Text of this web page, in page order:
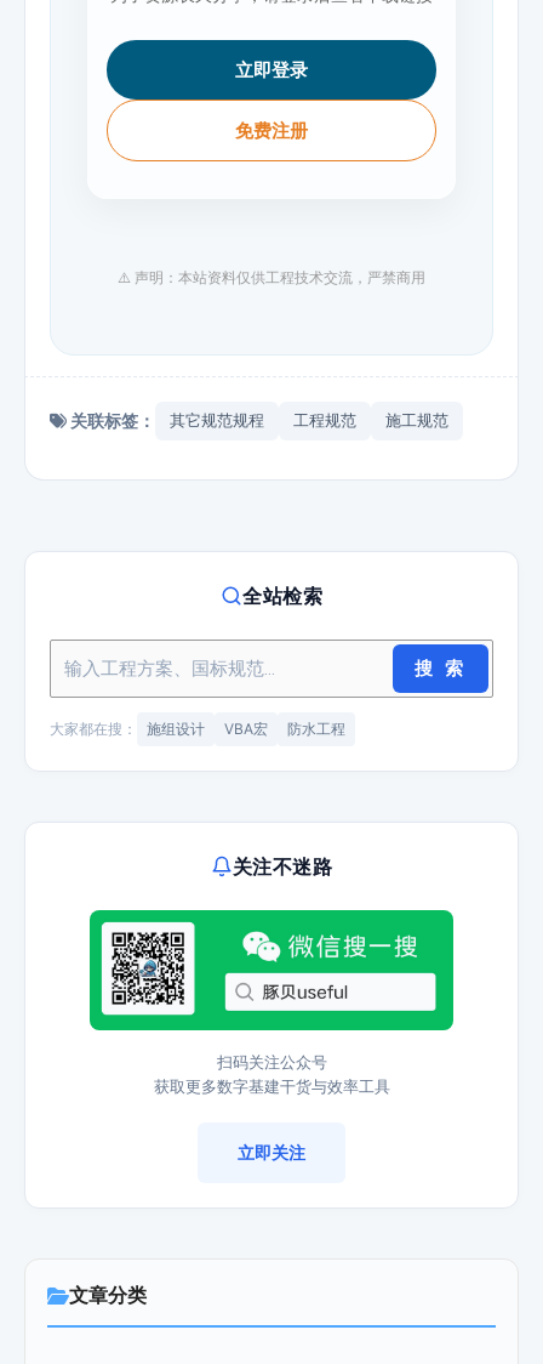
立即登录
免费注册
⚠️ 声明：本站资料仅供工程技术交流，严禁商用
关联标签： 其它规范规程 工程规范 施工规范
全站检索
搜 索
大家都在搜： 施组设计 VBA宏 防水工程
关注不迷路
扫码关注公众号
获取更多数字基建干货与效率工具
立即关注
文章分类